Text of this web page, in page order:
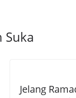
Suka
Jelang